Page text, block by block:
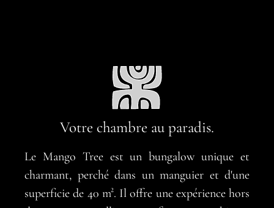
Votre chambre au paradis.
Le Mango Tree est un bungalow unique et
charmant, perché dans un manguier et d'une
superficie de 40 m². Il offre une expérience hors